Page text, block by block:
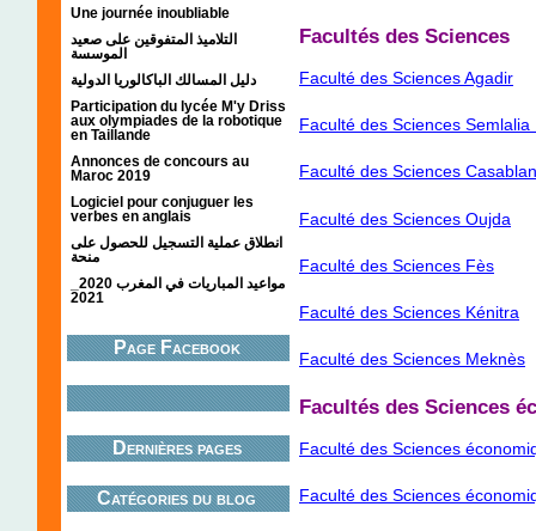
Une journée inoubliable
التلاميذ المتفوقين على صعيد
الموسسة
دليل المسالك الباكالوريا الدولية
Participation du lycée M'y Driss
aux olympiades de la robotique
en Taillande
Annonces de concours au
Maroc 2019
Logiciel pour conjuguer les
verbes en anglais
انطلاق عملية التسجيل للحصول على
منحة
2021
Page Facebook
Dernières pages
Catégories du blog
Facultés des Sciences
Faculté des Sciences Agadir
Faculté des Sciences
Faculté des Sciences
Faculté des Sciences Oujda
Faculté des Sciences Fès
Faculté des Sciences Kénitra
Faculté des Sciences Meknès
Facultés des Sciences
Faculté des Sciences
Faculté des Sciences